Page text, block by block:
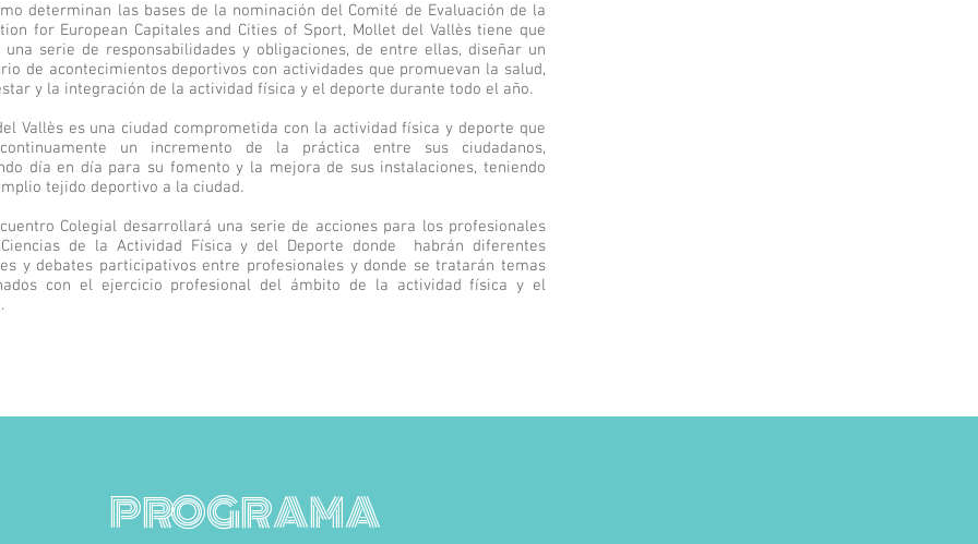
determinan las bases de la nominación del Comité de Evaluación de la
for European Capitales and Cities of Sport, Mollet del Vallès tiene que
una serie de responsabilidades y obligaciones, de entre ellas, diseñar un
de acontecimientos deportivos con actividades que promuevan la salud,
y la integración de la actividad física y el deporte durante todo el año.
Vallès es una ciudad comprometida con la actividad física y deporte que
un incremento de la práctica entre sus ciudadanos,
día en día para su fomento y la mejora de sus instalaciones, teniendo
tejido deportivo a la ciudad.
Colegial desarrollará una serie de acciones para los profesionales
de la Actividad Física y del Deporte donde habrán diferentes
y debates participativos entre profesionales y donde se tratarán temas
con el ejercicio profesional del ámbito de la actividad física y el
PROGRAMA